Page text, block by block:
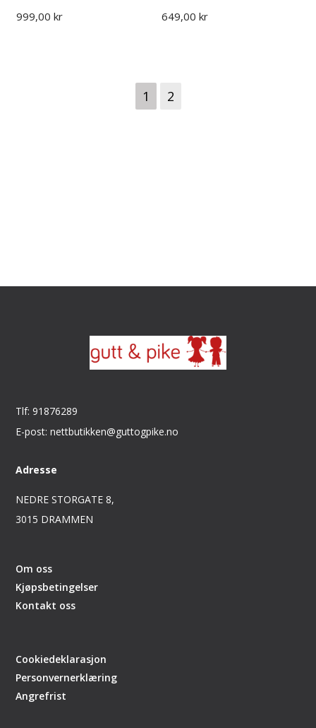
999,00 kr 649,00 kr
1 2
Tlf: 91876289
E-post: nettbutikken@guttogpike.no
Adresse
NEDRE STORGATE 8,
3015 DRAMMEN
Om oss
Kjøpsbetingelser
Kontakt oss
Cookiedeklarasjon
Personvernerklæring
Angrefrist